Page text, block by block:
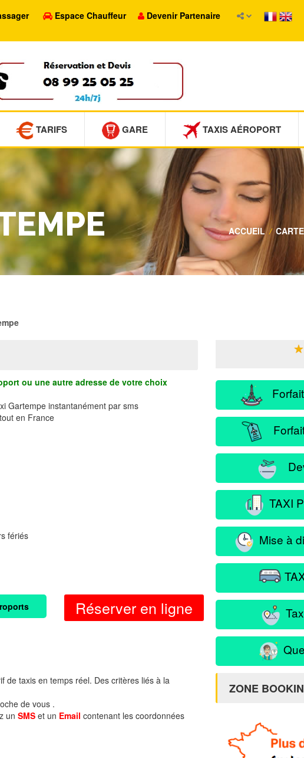
Espace Chauffeur Devenir Partenaire
TARIFS GARE TAXIS AÉROPORT
ACCUEIL /
ou une autre adresse de votre choix
Gartempe instantanément par sms
en France
fériés
Réserver en ligne
de taxis en temps réel. Des critères liés à la
de vous .
un SMS et un Email contenant les coordonnées
★
TAXI
Mise à
ZONE